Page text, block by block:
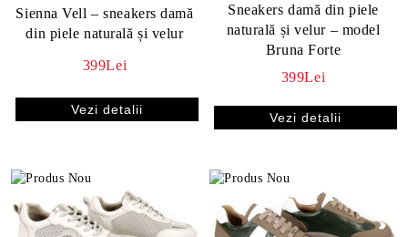
Sienna Vell – sneakers damă
din piele naturală și velur
399Lei
Vezi detalii
Sneakers damă din piele
naturală și velur – model
Bruna Forte
399Lei
Vezi detalii